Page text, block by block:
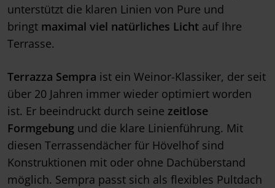
unterstützt die klaren Linien von Pure und
bringt maximal viel natürliches Licht auf Ihre
Terrasse.
Terrazza Sempra ist ein Weinor-Klassiker, der seit
über 20 Jahren immer wieder optimiert worden
ist. Er beeindruckt durch seine zeitlose
Formgebung und die klare Linienführung. Mit
diesen Terrassendächer für Hövelhof sind
Konstruktionen mit oder ohne Dachüberstand
möglich. Sempra passt sich als flexibles Pultdach